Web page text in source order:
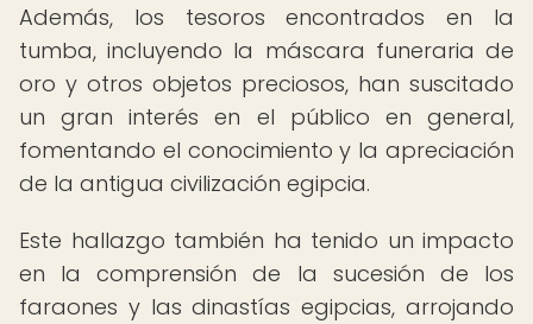
Además, los tesoros encontrados en la
tumba, incluyendo la máscara funeraria de
oro y otros objetos preciosos, han suscitado
un gran interés en el público en general,
fomentando el conocimiento y la apreciación
de la antigua civilización egipcia.
Este hallazgo también ha tenido un impacto
en la comprensión de la sucesión de los
faraones y las dinastías egipcias, arrojando